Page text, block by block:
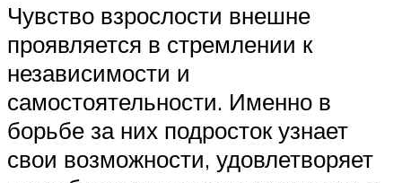
Чувство взрослости внешне
проявляется в стремлении к
независимости и
самостоятельности. Именно в
борьбе за них подросток узнает
свои возможности, удовлетворяет